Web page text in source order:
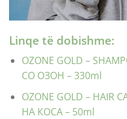
Linqe të dobishme:
OZONE GOLD –
СО ОЗОН – 330ml
OZONE GOLD – HAIR
НА КОСА – 50ml